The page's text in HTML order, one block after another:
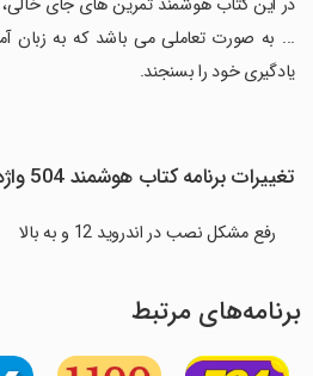
‏در این کتاب هوشمند تمرین های جای
... به صورت تعاملی می باشد که به زبان
یادگیری خود را بسنجند.
تغییرات برنامه کتاب هوشمند 504 واژه ضروری در نسخه جدید
رفع مشکل نصب در اندروید 12 و به بالا
برنامه‌های مرتبط